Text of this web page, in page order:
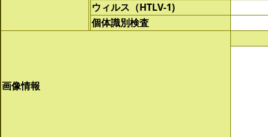
ウィルス（HTLV-1)
個体識別検査
画像情報